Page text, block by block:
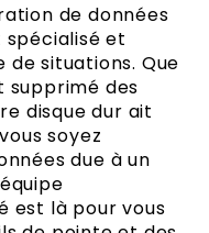
de données
et
situations. Que
supprimé des
disque dur ait
soyez
due à un
est là pour vous